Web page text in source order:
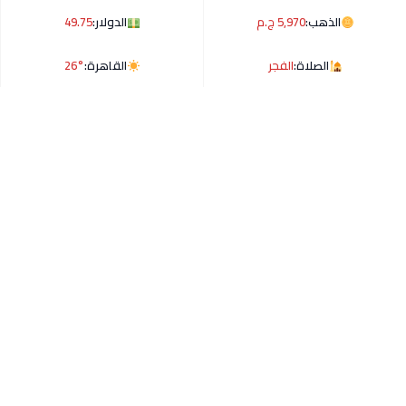
الذهب:5,970 ج.م الدولار:49.75
الصلاة:الفجر القاهرة:26°